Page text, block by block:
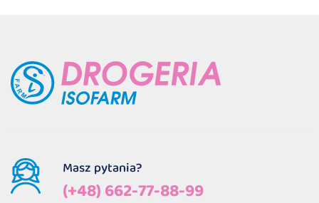
Masz pytania?
(+48) 662-77-88-99